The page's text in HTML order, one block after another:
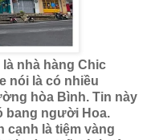
nhà hàng Chic
nói là có nhiều
hòa Bình. Tin này
bang người Hoa.
cạnh là tiệm vàng